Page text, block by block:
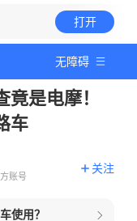
打开
无障碍
是电摩！
车
账号
关注
使用？